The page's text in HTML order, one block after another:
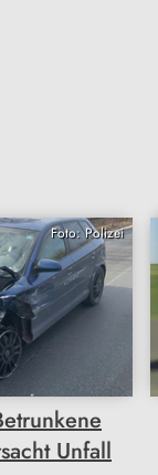
Foto: Polizei
Unfall